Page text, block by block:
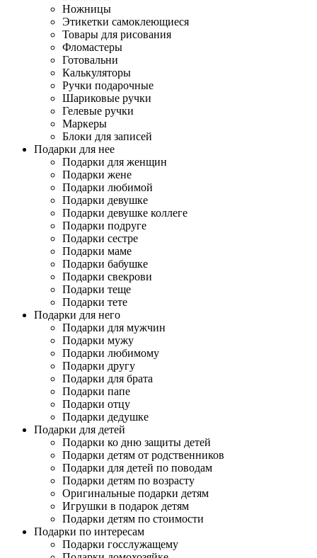
Ножницы
Этикетки самоклеющиеся
Товары для рисования
Фломастеры
Готовальни
Калькуляторы
Ручки подарочные
Шариковые ручки
Гелевые ручки
Маркеры
Блоки для записей
Подарки для нее
Подарки для женщин
Подарки жене
Подарки любимой
Подарки девушке
Подарки девушке коллеге
Подарки подруге
Подарки сестре
Подарки маме
Подарки бабушке
Подарки свекрови
Подарки теще
Подарки тете
Подарки для него
Подарки для мужчин
Подарки мужу
Подарки любимому
Подарки другу
Подарки для брата
Подарки папе
Подарки отцу
Подарки дедушке
Подарки для детей
Подарки ко дню защиты детей
Подарки детям от родственников
Подарки для детей по поводам
Подарки детям по возрасту
Оригинальные подарки детям
Игрушки в подарок детям
Подарки детям по стоимости
Подарки по интересам
Подарки госслужащему